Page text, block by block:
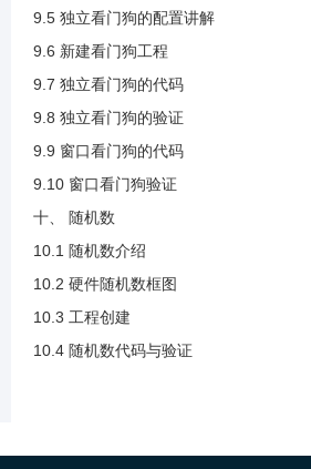
4.17 读数据代码实现
4.18 读写验证
5.2 RTC框图的时钟来源
9.5 独立看门狗的配置讲解
9.6 新建看门狗工程
9.7 独立看门狗的代码
9.8 独立看门狗的验证
9.9 窗口看门狗的代码
9.10 窗口看门狗验证
十、 随机数
10.1 随机数介绍
10.2 硬件随机数框图
10.3 工程创建
10.4 随机数代码与验证